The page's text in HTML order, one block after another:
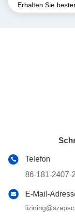
Erhalten Sie
Telefon
86-181-2407-
E-Mail-